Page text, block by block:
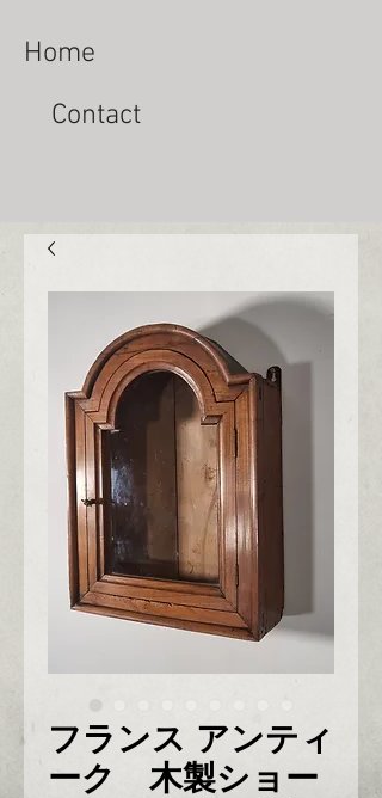
Home
Contact
フランス アンティ
ーク 木製ショー